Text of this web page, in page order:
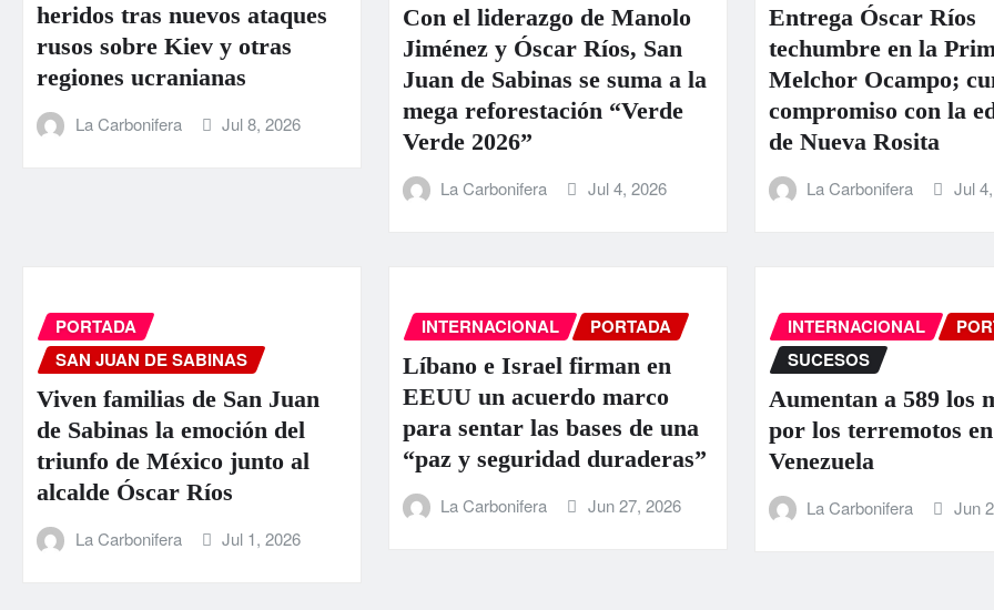
heridos tras nuevos ataques
rusos sobre Kiev y otras
regiones ucranianas
La Carbonifera Jul 8, 2026
Con el liderazgo de Manolo
Jiménez y Óscar Ríos, San
Juan de Sabinas se suma a la
mega reforestación “Verde
Verde 2026”
La Carbonifera Jul 4, 2026
Entrega Óscar Ríos
techumbre en la
Melchor Ocampo;
compromiso con la
de Nueva Rosita
La Carbonifera Jul
PORTADA
SAN JUAN DE SABINAS
Viven familias de San Juan
de Sabinas la emoción del
triunfo de México junto al
alcalde Óscar Ríos
La Carbonifera Jul 1, 2026
INTERNACIONAL PORTADA
Líbano e Israel firman en
EEUU un acuerdo marco
para sentar las bases de una
“paz y seguridad duraderas”
La Carbonifera Jun 27, 2026
INTERNACIONAL
SUCESOS
Aumentan a 589 los
por los terremotos en
Venezuela
La Carbonifera Jun